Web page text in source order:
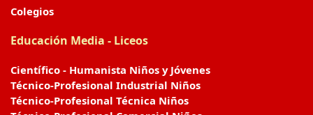
Colegios
Educación Media - Liceos
Científico - Humanista Niños y Jóvenes
Técnico-Profesional Industrial Niños
Técnico-Profesional Técnica Niños